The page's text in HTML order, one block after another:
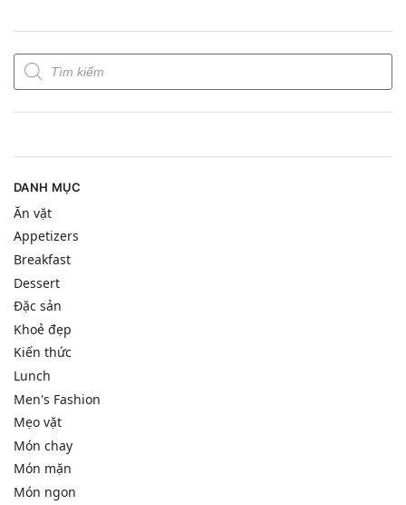
DANH MỤC
Ăn vặt
Appetizers
Breakfast
Dessert
Đặc sản
Khoẻ đẹp
Kiến thức
Lunch
Men's Fashion
Mẹo vặt
Món chay
Món mặn
Món ngon